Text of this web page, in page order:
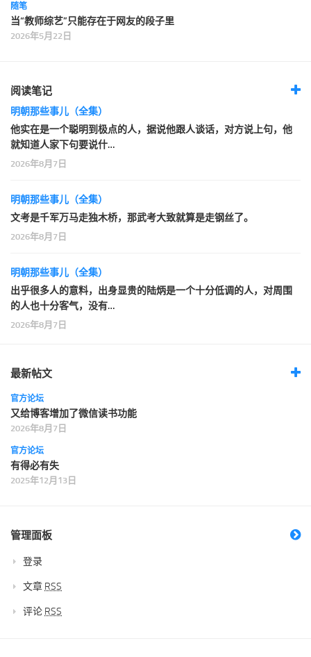
随笔
当“教师综艺”只能存在于网友的段子里
2026年5月22日
阅读笔记
明朝那些事儿（全集）
他实在是一个聪明到极点的人，据说他跟人谈话，对方说上句，他
就知道人家下句要说什…
2026年8月7日
明朝那些事儿（全集）
文考是千军万马走独木桥，那武考大致就算是走钢丝了。
2026年8月7日
明朝那些事儿（全集）
出乎很多人的意料，出身显贵的陆炳是一个十分低调的人，对周围
的人也十分客气，没有…
2026年8月7日
最新帖文
官方论坛
又给博客增加了微信读书功能
2026年8月7日
官方论坛
有得必有失
2025年12月13日
管理面板
登录
文章 RSS
评论 RSS